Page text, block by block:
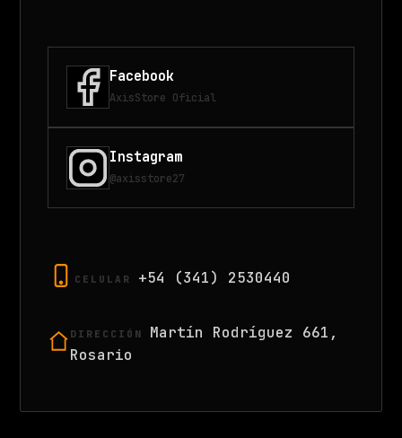
Facebook
AxisStore Oficial
Instagram
@axisstore27
CELULAR +54 (341) 2530440
DIRECCIÓN
Martín Rodríguez 661,
Rosario